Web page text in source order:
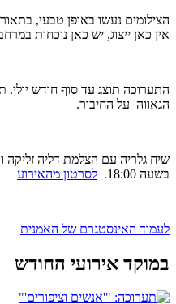
הצילומים נעשו באופן טבעי,
אין כאן ייצוג, יש כאן נוכחות
התערוכה תוצג עד סוף חודש יולי.
הגאווה על החיבור.
בשעה 18:00.
לסרטון מהאירוע
לעמוד האינסטגרם של האמנית
במוקד אירועי החודש